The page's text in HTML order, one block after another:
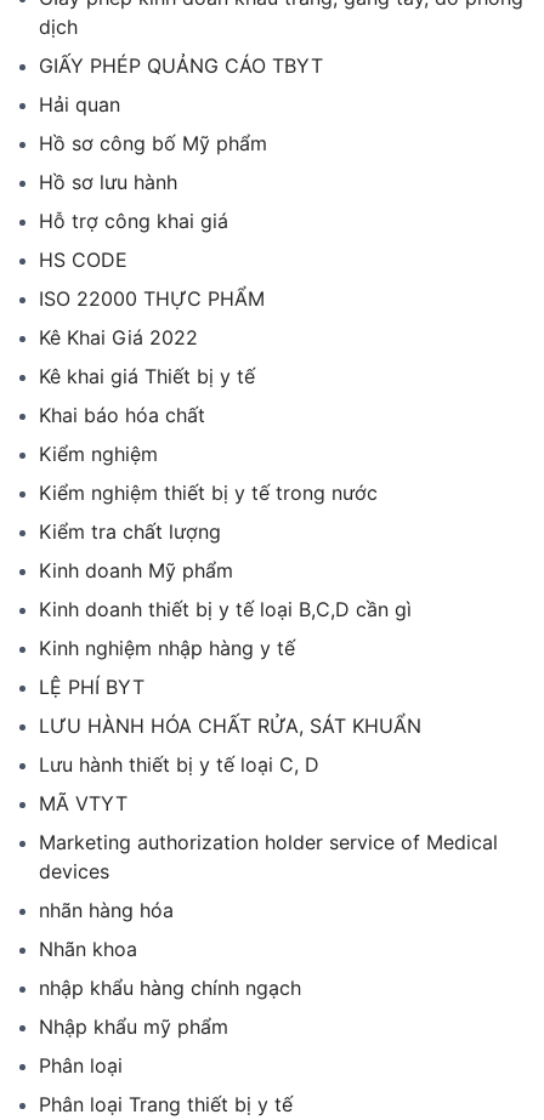
dịch
GIẤY PHÉP QUẢNG CÁO TBYT
Hải quan
Hồ sơ công bố Mỹ phẩm
Hồ sơ lưu hành
Hỗ trợ công khai giá
HS CODE
ISO 22000 THỰC PHẨM
Kê Khai Giá 2022
Kê khai giá Thiết bị y tế
Khai báo hóa chất
Kiểm nghiệm
Kiểm nghiệm thiết bị y tế trong nước
Kiểm tra chất lượng
Kinh doanh Mỹ phẩm
Kinh doanh thiết bị y tế loại B,C,D cần gì
Kinh nghiệm nhập hàng y tế
LỆ PHÍ BYT
LƯU HÀNH HÓA CHẤT RỬA, SÁT KHUẨN
Lưu hành thiết bị y tế loại C, D
MÃ VTYT
Marketing authorization holder service of Medical
devices
nhãn hàng hóa
Nhãn khoa
nhập khẩu hàng chính ngạch
Nhập khẩu mỹ phẩm
Phân loại
Phân loại Trang thiết bị y tế